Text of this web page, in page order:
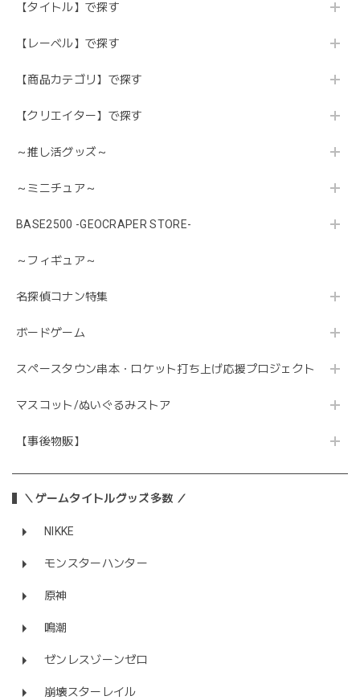
【タイトル】で探す
【レーベル】で探す
【商品カテゴリ】で探す
【クリエイター】で探す
～推し活グッズ～
～ミニチュア～
BASE2500 -GEOCRAPER STORE-
～フィギュア～
名探偵コナン特集
ボードゲーム
スペースタウン串本・ロケット打ち上げ応援プロジェクト
マスコット/ぬいぐるみストア
【事後物販】
＼ゲームタイトルグッズ多数 ／
NIKKE
モンスターハンター
原神
鳴潮
ゼンレスゾーンゼロ
崩壊スターレイル